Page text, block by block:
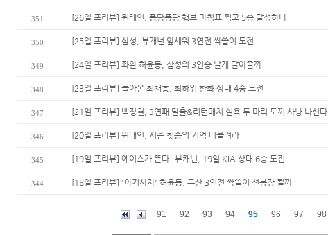
351 [26일 프리뷰] 원태인, 퐁당퐁당 행보 마침표 찍고 5승 달성하나
350 [25일 프리뷰] 삼성, 뷰캐넌 앞세워 3연전 싹쓸이 도전
349 [24일 프리뷰] 좌완 허윤동, 삼성의 3연승 날개 달아줄까
348 [23일 프리뷰] 돌아온 최채흥, 최하위 한화 상대 4승 도전
347 [21일 프리뷰] 백정현, 3연패 탈출&리턴매치 설욕 두 마리 토끼 사냥 나선다
346 [20일 프리뷰] 원태인, 시즌 첫승의 기억 떠올려라
345 [19일 프리뷰] 에이스가 뜬다! 뷰캐넌, 19일 KIA 상대 6승 도전
344 [18일 프리뷰] '아기사자' 허윤동, 두산 3연전 싹쓸이 선봉장 될까
91 92 93 94 95 96 97 98